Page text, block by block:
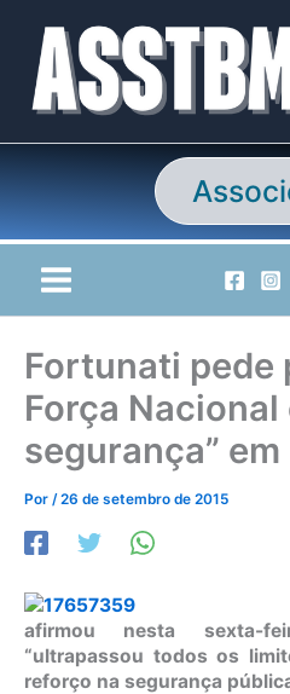
conteúdo
Fortunati pede
Força Nacional
segurança”
Por /26 de setembro de 2015
afirmou nesta sexta-
“ultrapassou todos os
reforço na segurança